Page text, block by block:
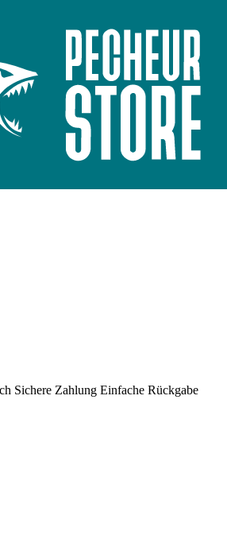
Sichere Zahlung Einfache Rückgabe